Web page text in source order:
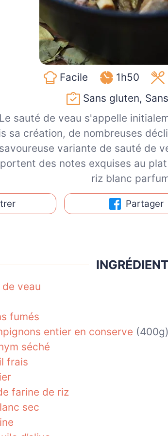
Facile 1h50
Sans gluten,
sauté de veau s'appelle
sa création, de nombreuses
variante de sauté de
des notes exquises au
riz blanc
Partager
veau
fumés
entier en conserve (400g)
séché
frais
farine de riz
sec